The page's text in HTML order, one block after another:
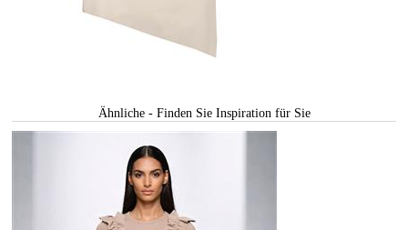
Ähnliche - Finden Sie Inspiration für Sie